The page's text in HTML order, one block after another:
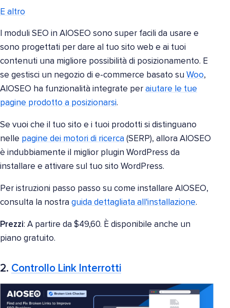
E altro
I moduli SEO in AIOSEO sono super facili da usare e
sono progettati per dare al tuo sito web e ai tuoi
contenuti una migliore possibilità di posizionamento. E
se gestisci un negozio di e-commerce basato su Woo,
AIOSEO ha funzionalità integrate per aiutare le tue
pagine prodotto a posizionarsi.
Se vuoi che il tuo sito e i tuoi prodotti si distinguano
nelle pagine dei motori di ricerca (SERP), allora AIOSEO
è indubbiamente il miglior plugin WordPress da
installare e attivare sul tuo sito WordPress.
Per istruzioni passo passo su come installare AIOSEO,
consulta la nostra guida dettagliata all'installazione.
Prezzi: A partire da $49,60. È disponibile anche un
piano gratuito.
2. Controllo Link Interrotti